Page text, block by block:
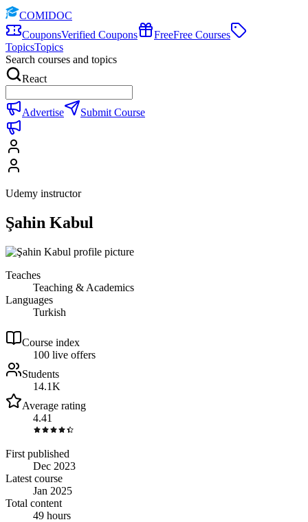
COMIDOC
CouponsVerified Coupons FreeFree Courses
TopicsTopics
Search courses and topics
React
Advertise Submit Course
Udemy instructor
Şahin Kabul
Teaches
Teaching & Academics
Languages
Turkish
Course index
100 live offers
Students
14.1K
Average rating
4.41
First published
Dec 2023
Latest course
Jan 2025
Total content
49 hours